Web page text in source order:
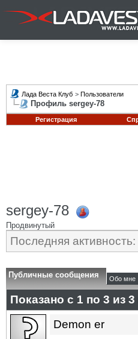
Лада Веста Клуб > Пользователи
Профиль sergey-78
Регистрация
sergey-78
Продвинутый
Последняя активность:
Публичные сообщения Обо мне
Показано с 1 по 3 из 3
Demon er